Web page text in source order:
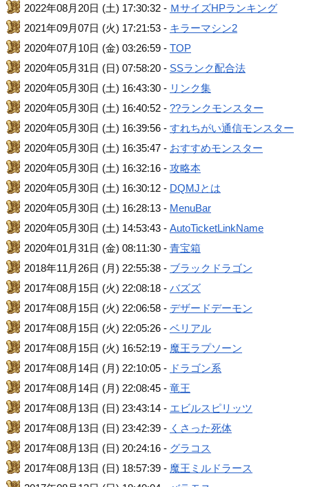
2022年08月20日 (土) 17:30:32 - ＭサイズHPランキング
2021年09月07日 (火) 17:21:53 - キラーマシン2
2020年07月10日 (金) 03:26:59 -TOP
2020年05月31日 (日) 07:58:20 - SSランク配合法
2020年05月30日 (土) 16:43:30 - リンク集
2020年05月30日 (土) 16:40:52 -??ランクモンスター
2020年05月30日 (土) 16:39:56 -すれちがい通信モンスター
2020年05月30日 (土) 16:35:47 - おすすめモンスター
2020年05月30日 (土) 16:32:16 -攻略本
2020年05月30日 (土) 16:30:12 - DQMJとは
2020年05月30日 (土) 16:28:13 - MenuBar
2020年05月30日 (土) 14:53:43 -AutoTicketLinkName
2020年01月31日 (金) 08:11:30 -青宝箱
2018年11月26日 (月) 22:55:38 - ブラックドラゴン
2017年08月15日 (火) 22:08:18 -バズズ
2017年08月15日 (火) 22:06:58 - デザードデーモン
2017年08月15日 (火) 22:05:26 -ベリアル
2017年08月15日 (火) 16:52:19 - 魔王ラプソーン
2017年08月14日 (月) 22:10:05 - ドラゴン系
2017年08月14日 (月) 22:08:45 -竜王
2017年08月13日 (日) 23:43:14 - エビルスピリッツ
2017年08月13日 (日) 23:42:39 - くさった死体
2017年08月13日 (日) 20:24:16 - グラコス
2017年08月13日 (日) 18:57:39 - 魔王ミルドラース